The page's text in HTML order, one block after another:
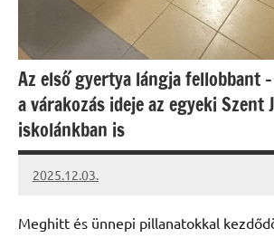
Az első gyertya lángja fellobbant
a várakozás ideje az egyeki Szent
iskolánkban is
2025.12.03.
Leiszt
Meghitt és ünnepi pillanatokkal